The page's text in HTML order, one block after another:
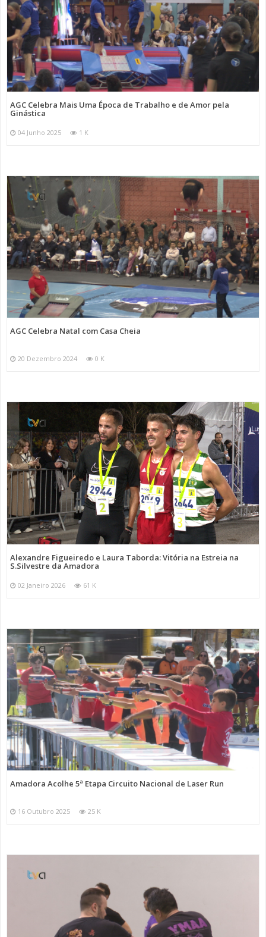
AGC Celebra Mais Uma Época de Trabalho e de Amor pela
Ginástica
04 Junho 2025 1 K
AGC Celebra Natal com Casa Cheia
20 Dezembro 2024 0 K
Alexandre Figueiredo e Laura Taborda: Vitória na Estreia na
S.Silvestre da Amadora
02 Janeiro 2026 61 K
Amadora Acolhe 5ª Etapa Circuito Nacional de Laser Run
16 Outubro 2025 25 K